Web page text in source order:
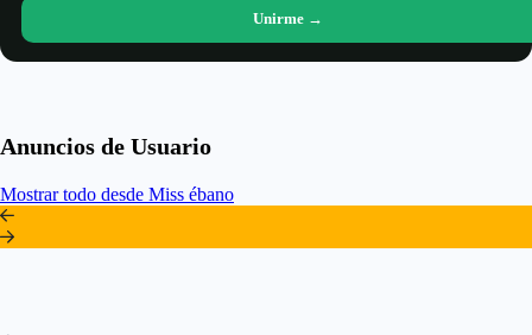
Unirme →
Anuncios de Usuario
Mostrar todo desde Miss ébano